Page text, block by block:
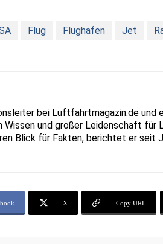
Flug Flughafen Jet
bei Luftfahrtmagazin.de
Wissen und großer Leidenschaft
Blick für Fakten, berichtet er seit
X Copy URL